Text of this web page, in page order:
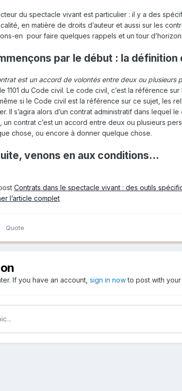
du spectacle vivant est particulier : il y a des
en matière de droits d’auteur et aussi sur les
en pour faire quelques rappels et un tour
par le début : la
est un accord de volontés entre deux ou plusieurs
1101 du Code civil. Le code civil, c’est la référence
si le Code civil est la référence sur ce sujet, les
Il s’agira alors d’un contrat administratif dans
un contrat c’est un accord entre deux ou plusieurs
chose, ou encore à donner quelque chose.
venons en aux conditions...
Contrats dans le spectacle vivant : des outils
l’article complet
Quote
If you have an account, sign in nowto post with